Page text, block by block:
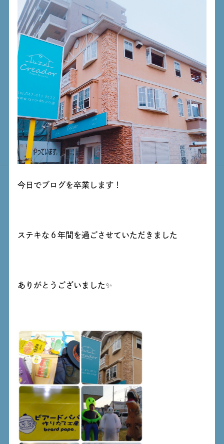
今日でブログを卒業します！
ステキな６年間を過ごさせていただきました
ありがとうございました✨